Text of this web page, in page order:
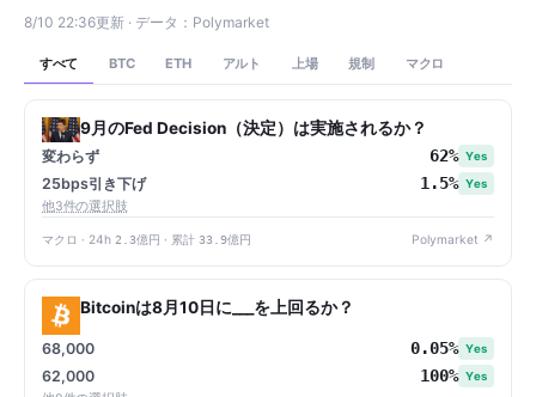
8/10 22:36更新 · データ：Polymarket
すべて BTC ETH アルト 上場 規制 マクロ
9月のFed Decision（決定）は実施されるか？
変わらず 62% Yes
25bps引き下げ 1.5% Yes
他3件の選択肢
マクロ · 24h 2.3億円 · 累計 33.9億円 Polymarket ↗
Bitcoinは8月10日に___を上回るか？
68,000 0.05% Yes
62,000 100% Yes